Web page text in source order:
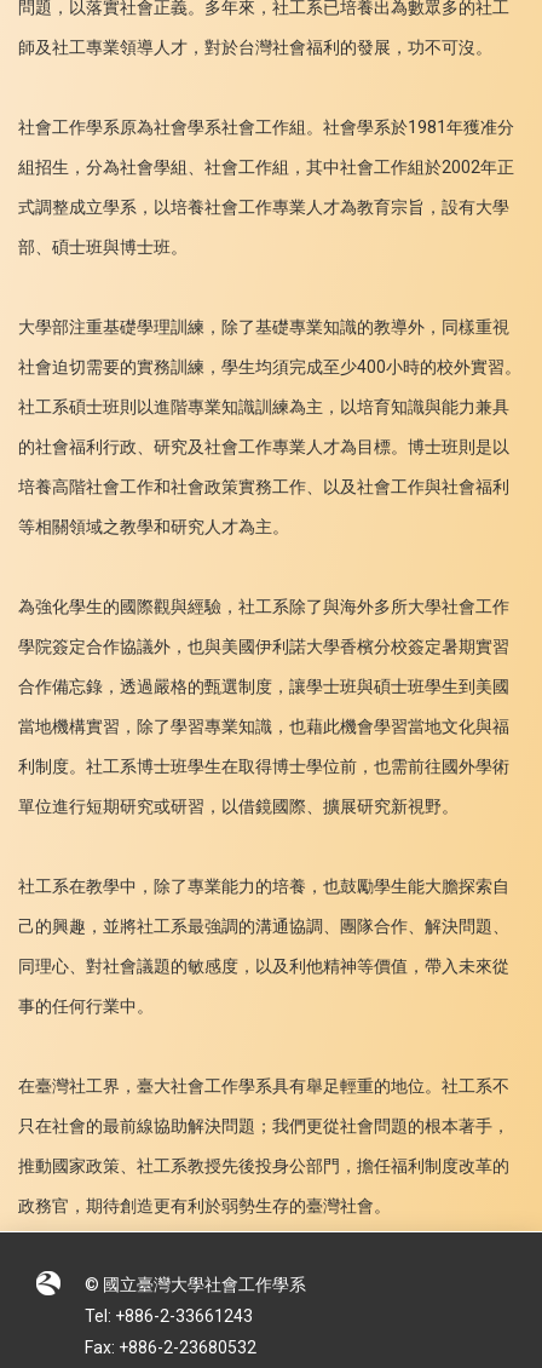
問題，以落實社會正義。多年來，社工系已培養出為數眾多的社工
師及社工專業領導人才，對於台灣社會福利的發展，功不可沒。
社會工作學系原為社會學系社會工作組。社會學系於1981年獲准分
組招生，分為社會學組、社會工作組，其中社會工作組於2002年正
式調整成立學系，以培養社會工作專業人才為教育宗旨，設有大學
部、碩士班與博士班。
大學部注重基礎學理訓練，除了基礎專業知識的教導外，同樣重視
社會迫切需要的實務訓練，學生均須完成至少400小時的校外實習。
社工系碩士班則以進階專業知識訓練為主，以培育知識與能力兼具
的社會福利行政、研究及社會工作專業人才為目標。博士班則是以
培養高階社會工作和社會政策實務工作、以及社會工作與社會福利
等相關領域之教學和研究人才為主。
為強化學生的國際觀與經驗，社工系除了與海外多所大學社會工作
學院簽定合作協議外，也與美國伊利諾大學香檳分校簽定暑期實習
合作備忘錄，透過嚴格的甄選制度，讓學士班與碩士班學生到美國
當地機構實習，除了學習專業知識，也藉此機會學習當地文化與福
利制度。社工系博士班學生在取得博士學位前，也需前往國外學術
單位進行短期研究或研習，以借鏡國際、擴展研究新視野。
社工系在教學中，除了專業能力的培養，也鼓勵學生能大膽探索自
己的興趣，並將社工系最強調的溝通協調、團隊合作、解決問題、
同理心、對社會議題的敏感度，以及利他精神等價值，帶入未來從
事的任何行業中。
在臺灣社工界，臺大社會工作學系具有舉足輕重的地位。社工系不
只在社會的最前線協助解決問題；我們更從社會問題的根本著手，
推動國家政策、社工系教授先後投身公部門，擔任福利制度改革的
政務官，期待創造更有利於弱勢生存的臺灣社會。
© 國立臺灣大學社會工作學系
Tel: +886-2-33661243
Fax: +886-2-23680532